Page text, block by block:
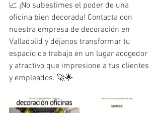
📈 ¡No subestimes el poder de una
oficina bien decorada! Contacta con
nuestra empresa de decoración en
Valladolid y déjanos transformar tu
espacio de trabajo en un lugar acogedor
y atractivo que impresione a tus clientes
y empleados. 🚀🌟